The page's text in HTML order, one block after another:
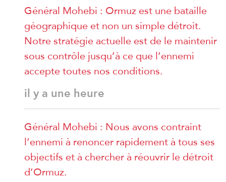
Général Mohebi : Ormuz est une bataille
géographique et non un simple détroit.
Notre stratégie actuelle est de le maintenir
sous contrôle jusqu’à ce que l’ennemi
accepte toutes nos conditions.
il y a une heure
Général Mohebi : Nous avons contraint
l’ennemi à renoncer rapidement à tous ses
objectifs et à chercher à réouvrir le détroit
d’Ormuz.